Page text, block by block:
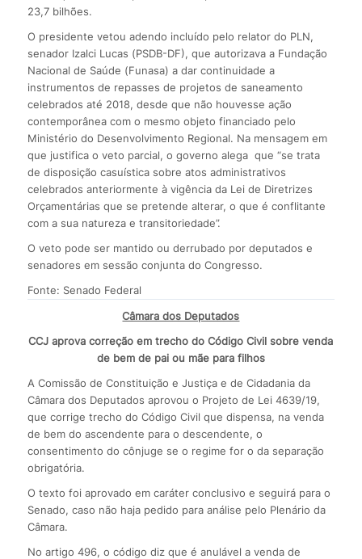
23,7 bilhões.
O presidente vetou adendo incluído pelo relator do PLN,
senador Izalci Lucas (PSDB-DF), que autorizava a Fundação
Nacional de Saúde (Funasa) a dar continuidade a
instrumentos de repasses de projetos de saneamento
celebrados até 2018, desde que não houvesse ação
contemporânea com o mesmo objeto financiado pelo
Ministério do Desenvolvimento Regional. Na mensagem em
que justifica o veto parcial, o governo alega que “se trata
de disposição casuística sobre atos administrativos
celebrados anteriormente à vigência da Lei de Diretrizes
Orçamentárias que se pretende alterar, o que é conflitante
com a sua natureza e transitoriedade”.
O veto pode ser mantido ou derrubado por deputados e
senadores em sessão conjunta do Congresso.
Fonte: Senado Federal
Câmara dos Deputados
CCJ aprova correção em trecho do Código Civil sobre venda
de bem de pai ou mãe para filhos
A Comissão de Constituição e Justiça e de Cidadania da
Câmara dos Deputados aprovou o Projeto de Lei 4639/19,
que corrige trecho do Código Civil que dispensa, na venda
de bem do ascendente para o descendente, o
consentimento do cônjuge se o regime for o da separação
obrigatória.
O texto foi aprovado em caráter conclusivo e seguirá para o
Senado, caso não haja pedido para análise pelo Plenário da
Câmara.
No artigo 496, o código diz que é anulável a venda de